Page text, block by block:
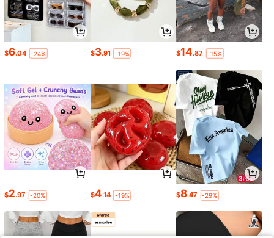
$6.04 -24% $3.91 -19% $14.87 -15%
$2.97 -20% $4.14 -19% $8.47 -29%